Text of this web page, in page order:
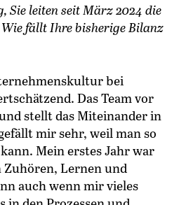
Sie leiten seit März 2024 die
Wie fällt Ihre bisherige Bilanz
bei
Das Team vor
stellt das Miteinander in
mir sehr, weil man so
Mein erstes Jahr war
Lernen und
auch wenn mir vieles